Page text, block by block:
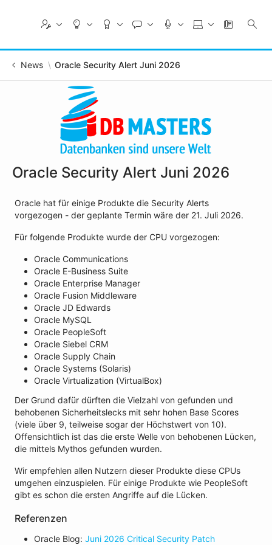
News Oracle Security Alert Juni 2026
Oracle Security Alert Juni 2026
Oracle hat für einige Produkte die Security Alerts
vorgezogen - der geplante Termin wäre der 21. Juli 2026.
Für folgende Produkte wurde der CPU vorgezogen:
Oracle Communications
Oracle E-Business Suite
Oracle Enterprise Manager
Oracle Fusion Middleware
Oracle JD Edwards
Oracle MySQL
Oracle PeopleSoft
Oracle Siebel CRM
Oracle Supply Chain
Oracle Systems (Solaris)
Oracle Virtualization (VirtualBox)
Der Grund dafür dürften die Vielzahl von gefunden und
behobenen Sicherheitslecks mit sehr hohen Base Scores
(viele über 9, teilweise sogar der Höchstwert von 10).
Offensichtlich ist das die erste Welle von behobenen Lücken,
die mittels Mythos gefunden wurden.
Wir empfehlen allen Nutzern dieser Produkte diese CPUs
umgehen einzuspielen. Für einige Produkte wie PeopleSoft
gibt es schon die ersten Angriffe auf die Lücken.
Referenzen
Oracle Blog: Juni 2026 Critical Security Patch